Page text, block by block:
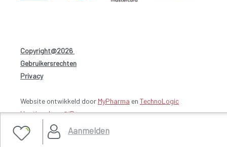
Aanmelden
Copyright@2026
Gebruikersrechten
Privacy-
Website ontwikkeld door MyPharma en TechnoLogic
Hosting door @iPower